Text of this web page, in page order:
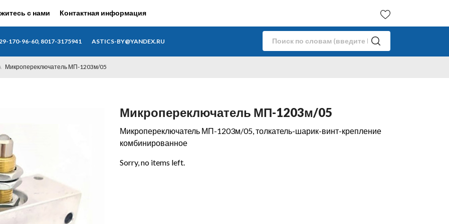
с нами Контактная информация
170-96-60, 8017-3175941 ASTICS-BY@YANDEX.RU
Микропереключатель МП-1203м/05
Микропереключатель МП-1203м/05
Микропереключатель МП-1203м/05, толкатель-шарик-винт-крепление
комбинированное
Sorry, no items left.